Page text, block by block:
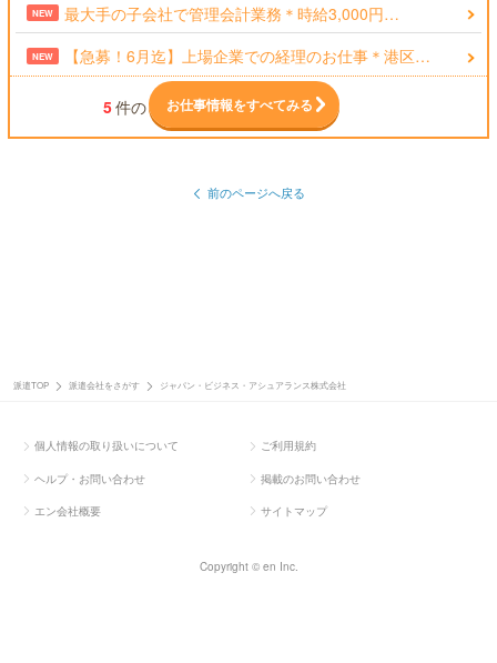
NEW 最大手の子会社で管理会計業務＊時給3,000円…
NEW 【急募！6月迄】上場企業での経理のお仕事＊港区…
5件の お仕事情報をすべてみる
前のページへ戻る
派遣TOP 派遣会社をさがす ジャパン・ビジネス・アシュアランス株式会社
個人情報の取り扱いについて ご利用規約
ヘルプ・お問い合わせ 掲載のお問い合わせ
エン会社概要 サイトマップ
Copyright © en Inc.